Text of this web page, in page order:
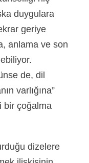
duygulara
geriye
anlama ve son
de, dil
varlığına”
bir çoğalma
dizelere